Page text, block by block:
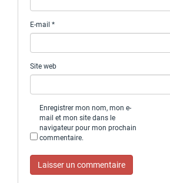
E-mail *
Site web
Enregistrer mon nom, mon e-
mail et mon site dans le
navigateur pour mon prochain
commentaire.